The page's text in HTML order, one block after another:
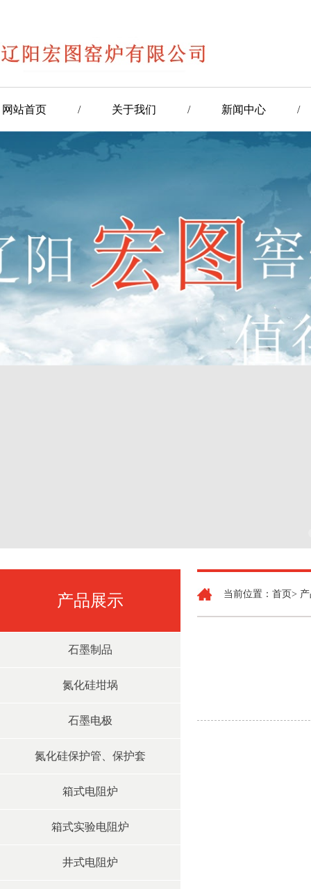
网站首页 / 关于我们 / 新闻中心 /
产品展示
石墨制品
氮化硅坩埚
石墨电极
氮化硅保护管、保护套
箱式电阻炉
箱式实验电阻炉
井式电阻炉
当前位置：首页>